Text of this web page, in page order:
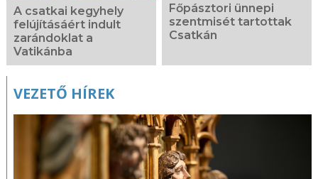
A csatkai kegyhely
felújításáért indult
zarándoklat a
Vatikánba
Főpásztori ünnepi
szentmisét tartottak
Csatkán
VEZETŐ HÍREK